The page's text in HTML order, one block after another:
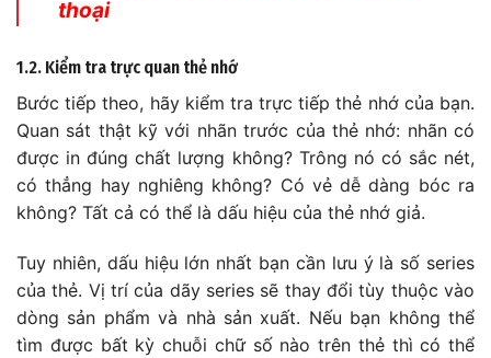
thoại
1.2. Kiểm tra trực quan thẻ nhớ
Bước tiếp theo, hãy kiểm tra trực tiếp thẻ nhớ của bạn.
Quan sát thật kỹ với nhãn trước của thẻ nhớ: nhãn có
được in đúng chất lượng không? Trông nó có sắc nét,
có thẳng hay nghiêng không? Có vẻ dễ dàng bóc ra
không? Tất cả có thể là dấu hiệu của thẻ nhớ giả.
Tuy nhiên, dấu hiệu lớn nhất bạn cần lưu ý là số series
của thẻ. Vị trí của dãy series sẽ thay đổi tùy thuộc vào
dòng sản phẩm và nhà sản xuất. Nếu bạn không thể
tìm được bất kỳ chuỗi chữ số nào trên thẻ thì có thể